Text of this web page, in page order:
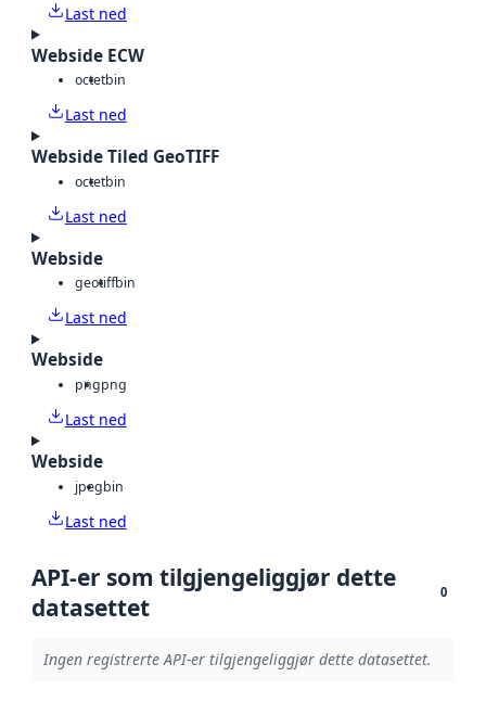
Last ned
Webside ECW
octetbin
Last ned
Webside Tiled GeoTIFF
octetbin
Last ned
Webside
geotiffbin
Last ned
Webside
pngpng
Last ned
Webside
jpegbin
Last ned
API-er som tilgjengeliggjør dette
datasettet
0
Ingen registrerte API-er tilgjengeliggjør dette datasettet.